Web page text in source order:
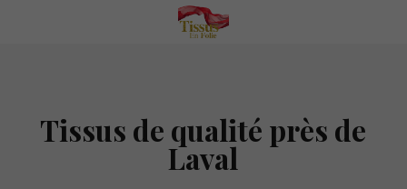
Tissus de qualité près de
Laval